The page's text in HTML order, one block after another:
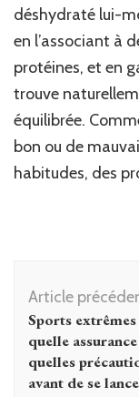
déshydraté lui-
en l’associant à
protéines, et en
trouve
équilibrée.
bon ou de
habitudes, des
d'article
Article
Sports extrêmes
quelle
quelles
avant de se